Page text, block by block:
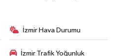
İzmir Hava Durumu
İzmir Trafik Yoğunluk